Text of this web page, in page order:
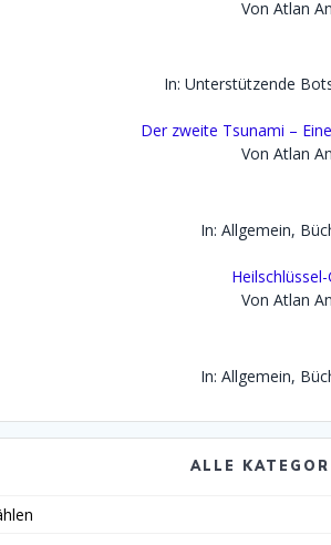
Von Atlan
In: Unterstützende
Der zweite Tsunami –
Von Atlan
In: Allgemein,
Von Atlan
In: Allgemein,
ALLE